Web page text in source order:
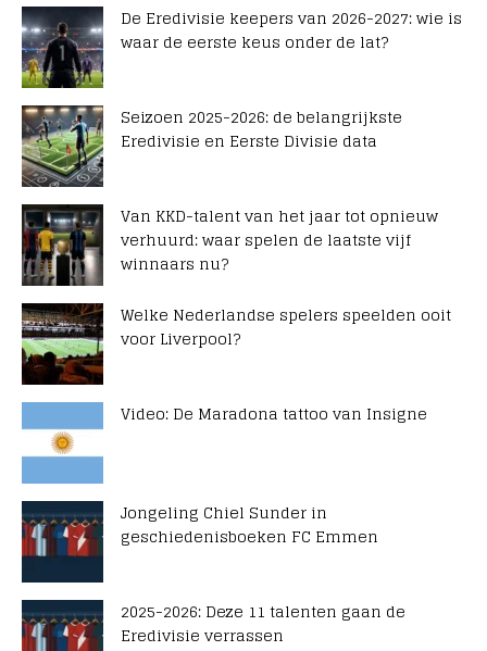
De Eredivisie keepers van 2026-2027: wie is
waar de eerste keus onder de lat?
Seizoen 2025-2026: de belangrijkste
Eredivisie en Eerste Divisie data
Van KKD-talent van het jaar tot opnieuw
verhuurd: waar spelen de laatste vijf
winnaars nu?
Welke Nederlandse spelers speelden ooit
voor Liverpool?
Video: De Maradona tattoo van Insigne
Jongeling Chiel Sunder in
geschiedenisboeken FC Emmen
2025-2026: Deze 11 talenten gaan de
Eredivisie verrassen